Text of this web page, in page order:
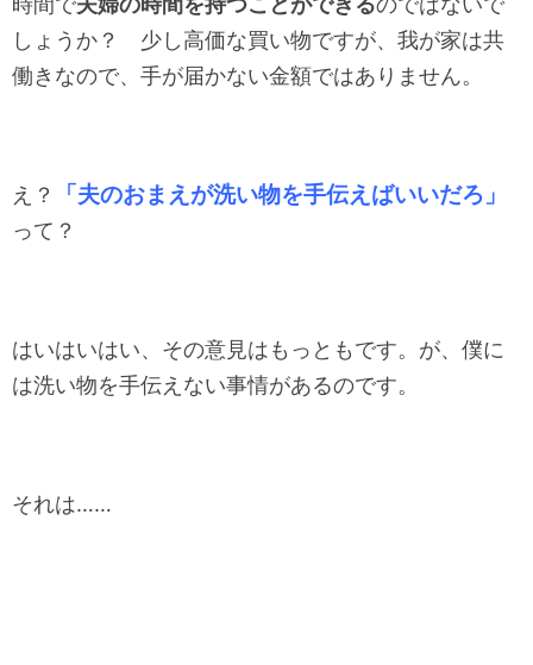
しょうか？ 少し高価な買い物ですが、我が家は共
働きなので、手が届かない金額ではありません。
え？ 「夫のおまえが洗い物を手伝えばいいだろ」
って？
はいはいはい、その意見はもっともです。が、僕に
は洗い物を手伝えない事情があるのです。
それは……